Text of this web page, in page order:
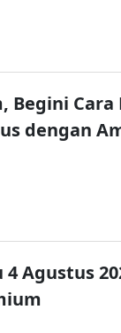
Begini Cara
dengan
Agustus